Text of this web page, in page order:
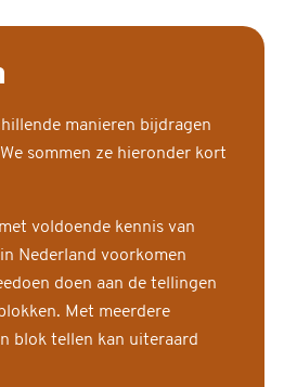
manieren bijdragen
sommen ze hieronder kort
voldoende kennis van
Nederland voorkomen
doen aan de tellingen
Met meerdere
blok tellen kan uiteraard